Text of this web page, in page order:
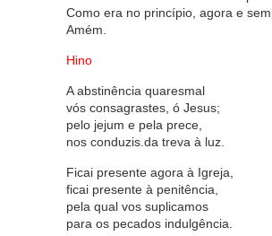
Como era no princípio, agora e
Amém.
Hino
A abstinência quaresmal
vós consagrastes, ó Jesus;
pelo jejum e pela prece,
nos conduzis.da treva à luz.
Ficai presente agora à Igreja,
ficai presente à penitência,
pela qual vos suplicamos
para os pecados indulgência.